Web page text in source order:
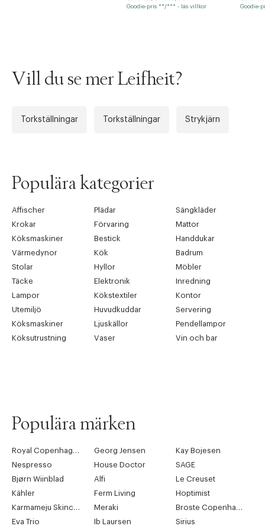
Goodie-pris **/*** - läs villkor
Goodie-
Vill du se mer Leifheit?
Torkställningar Torkställningar Strykjärn
Populära kategorier
Affischer Plädar
Sängkläder
Krokar
Förvaring
Mattor
Köksmaskiner
Bestick
Handdukar
Värmedynor
Kök
Badrum
Stolar
Hyllor
Möbler
Täcke
Elektronik
Inredning
Lampor
Kökstextiler
Kontor
Utemiljö
Huvudkuddar
Servering
Köksmaskiner
Ljuskällor
Pendellampor
Köksutrustning
Vaser Vin och bar
Populära märken
Royal Copenhagen Georg Jensen
Kay Bojesen
Nespresso
House Doctor
SAGE
Bjørn Wiinblad
Alfi
Le Creuset
Kähler
Ferm Living
Hoptimist
Karmameju Skincare
Meraki
Broste Copenhagen
Eva Trio
Ib Laursen
Sirius